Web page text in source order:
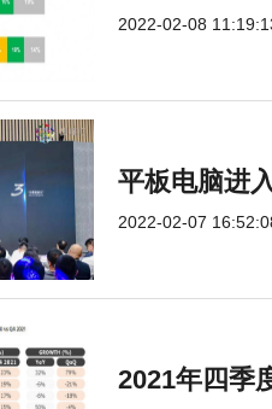
2022-02-08
平板电脑进
2022-02-07
2021年四季